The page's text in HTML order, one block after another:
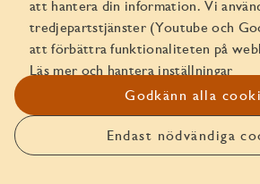
Anmäl intresse
Om Marieviks Udde
Att köpa
att hantera din information. Vi
tredjepartstjänster (Youtube och
att förbättra funktionaliteten på
Läs mer och hantera inställningar
Godkänn alla
Endast nödvändiga